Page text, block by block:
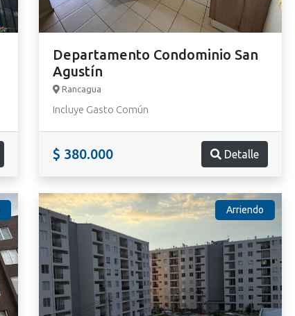
Departamento Condominio San
Agustín
Rancagua
Incluye Gasto Común
$ 380.000 Detalle
Arriendo